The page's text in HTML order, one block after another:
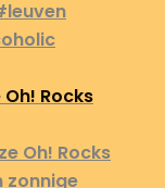
Oh! Rocks